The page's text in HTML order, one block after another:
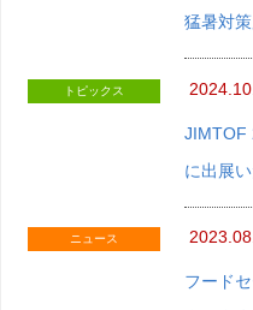
猛暑対
トピックス
JIMTOF
に出展
ニュース
フード